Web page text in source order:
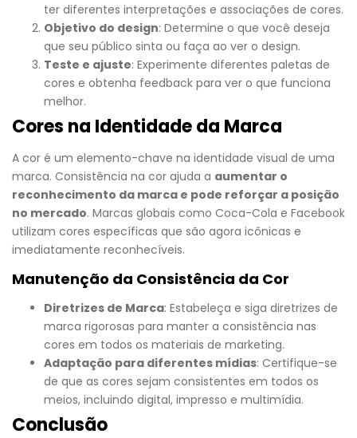
ter diferentes interpretações e associações de cores.
Objetivo do design: Determine o que você deseja
que seu público sinta ou faça ao ver o design.
Teste e ajuste: Experimente diferentes paletas de
cores e obtenha feedback para ver o que funciona
melhor.
Cores na Identidade da Marca
A cor é um elemento-chave na identidade visual de uma
marca. Consistência na cor ajuda a aumentar o
reconhecimento da marca e pode reforçar a posição
no mercado. Marcas globais como Coca-Cola e Facebook
utilizam cores específicas que são agora icônicas e
imediatamente reconhecíveis.
Manutenção da Consistência da Cor
Diretrizes de Marca: Estabeleça e siga diretrizes de
marca rigorosas para manter a consistência nas
cores em todos os materiais de marketing.
Adaptação para diferentes mídias: Certifique-se
de que as cores sejam consistentes em todos os
meios, incluindo digital, impresso e multimídia.
Conclusão